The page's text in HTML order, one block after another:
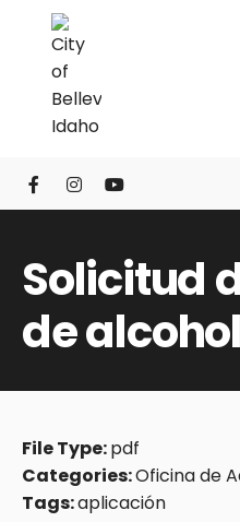
Solicitud
de alcohol
File Type:pdf
Categories:Oficina de
Tags:aplicación